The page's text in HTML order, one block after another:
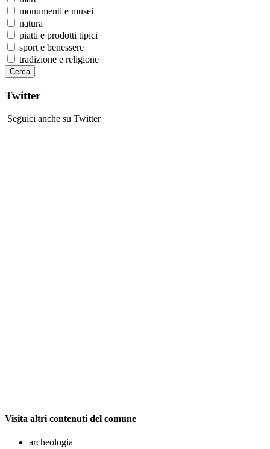
monumenti e musei
natura
piatti e prodotti tipici
sport e benessere
tradizione e religione
Twitter
Seguici anche su Twitter
Visita altri contenuti del comune
archeologia